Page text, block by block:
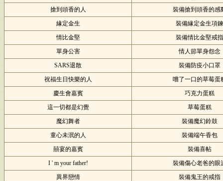
搶到頭香的人
裝備搶到頭香的感
緣定金生
裝備緣定金生項鍊
情比金堅
裝備情比金堅戒指
單身公害
情人節單身怨念
SARS退散
裝備防疫小口罩
祝福生日快樂的人
嚐了一口的草莓蛋
慶生會嘉賓
巧克力蛋糕
這一切都是幻覺
草莓蛋糕
魔幻舞者
裝備魔幻鈴鼓
童心未泯的人
裝備端午香包
囍宴的嘉賓
裝備喜帖
I ' m your father!
裝備傷心老爸的眼
異界戀情
裝備鬼王的戒指